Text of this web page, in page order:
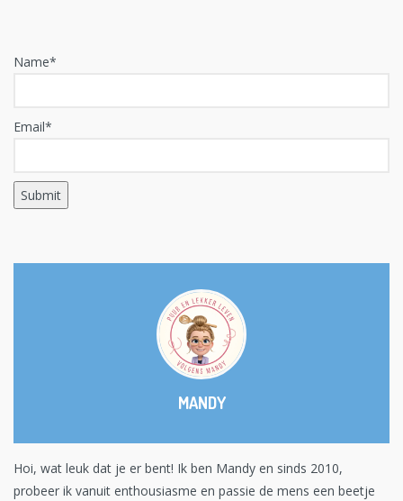
Name*
Email*
MANDY
Hoi, wat leuk dat je er bent! Ik ben Mandy en sinds 2010,
probeer ik vanuit enthousiasme en passie de mens een beetje